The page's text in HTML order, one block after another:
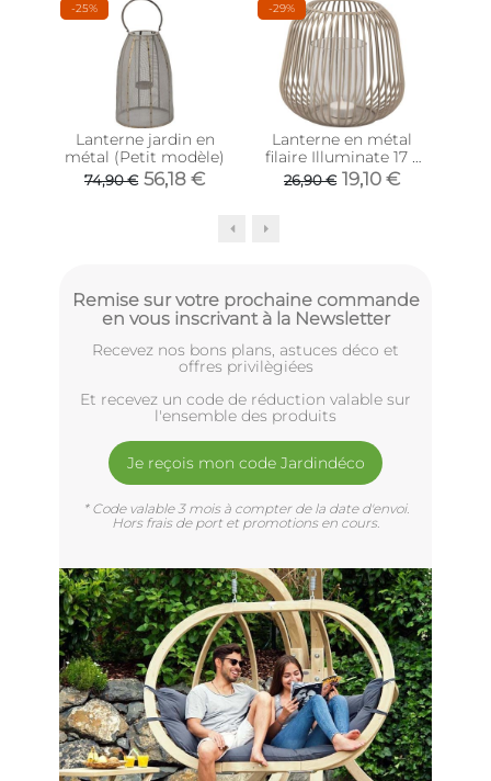
-25%
Lanterne jardin en
métal (Petit modèle)
74,90 € 56,18 €
-29%
Lanterne en métal
filaire Illuminate 17 x
15.5 cm (Gris foncé)
26,90 € 19,10 €
Remise sur votre prochaine commande
en vous inscrivant à la Newsletter
Recevez nos bons plans, astuces déco et
offres privilègiées
Et recevez un code de réduction valable sur
l'ensemble des produits
Je reçois mon code Jardindéco
* Code valable 3 mois à compter de la date d'envoi.
Hors frais de port et promotions en cours.